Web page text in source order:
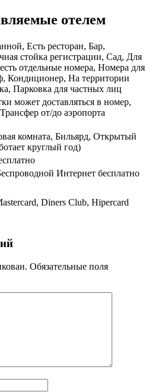
отелем
Есть ресторан, Бар,
стойка регистрации, Сад, Для
отдельные номера, Номера для
Кондиционер, На территории
Парковка для частных лиц
может доставляться в номер,
от/до аэропорта
комната, Бильярд, Открытый
круглый год)
Интернет бесплатно
Diners Club, Hipercard
Обязательные поля